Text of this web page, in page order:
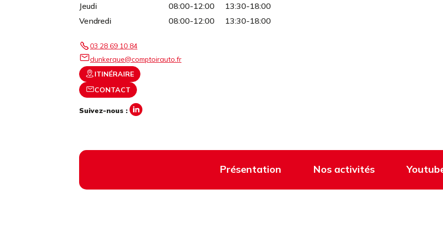
Jeudi
08:00-12:00
13:30-18:00
Vendredi
08:00-12:00 13:30-18:00
03 28 69 10 84
dunkerque@comptoirauto.fr
ITINÉRAIRE
CONTACT
Suivez-nous :
Présentation Nos activités